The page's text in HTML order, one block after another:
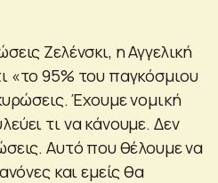
Ζελένσκι, η Αγγελική
«το 95% του παγκόσμιου
Έχουμε νομική
τι να κάνουμε. Δεν
Αυτό που θέλουμε να
και εμείς θα